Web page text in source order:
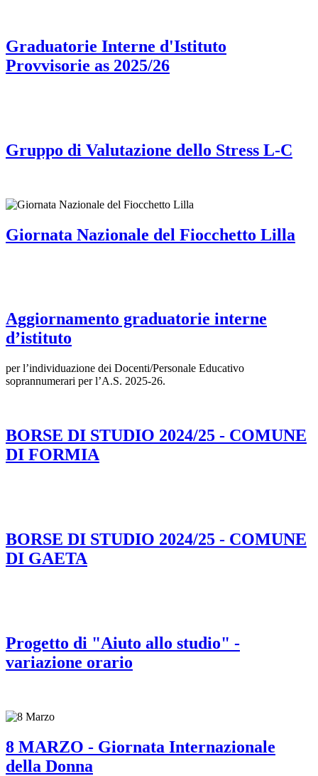
Graduatorie Interne d'Istituto
Provvisorie as 2025/26
Gruppo di Valutazione dello Stress L-C
Giornata Nazionale del Fiocchetto Lilla
Aggiornamento graduatorie interne
d’istituto
per l’individuazione dei Docenti/Personale Educativo
soprannumerari per l’A.S. 2025-26.
BORSE DI STUDIO 2024/25 - COMUNE
DI FORMIA
BORSE DI STUDIO 2024/25 - COMUNE
DI GAETA
Progetto di "Aiuto allo studio" -
variazione orario
8 MARZO - Giornata Internazionale
della Donna